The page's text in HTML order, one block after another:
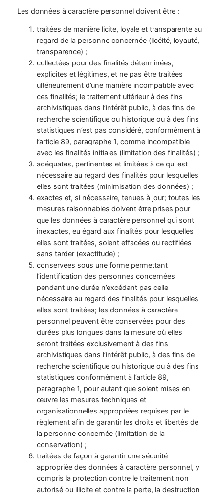
Les données à caractère personnel doivent être :
traitées de manière licite, loyale et transparente au
regard de la personne concernée (licéité, loyauté,
transparence) ;
collectées pour des finalités déterminées,
explicites et légitimes, et ne pas être traitées
ultérieurement d’une manière incompatible avec
ces finalités; le traitement ultérieur à des fins
archivistiques dans l’intérêt public, à des fins de
recherche scientifique ou historique ou à des fins
statistiques n’est pas considéré, conformément à
l’article 89, paragraphe 1, comme incompatible
avec les finalités initiales (limitation des finalités) ;
adéquates, pertinentes et limitées à ce qui est
nécessaire au regard des finalités pour lesquelles
elles sont traitées (minimisation des données) ;
exactes et, si nécessaire, tenues à jour; toutes les
mesures raisonnables doivent être prises pour
que les données à caractère personnel qui sont
inexactes, eu égard aux finalités pour lesquelles
elles sont traitées, soient effacées ou rectifiées
sans tarder (exactitude) ;
conservées sous une forme permettant
l’identification des personnes concernées
pendant une durée n’excédant pas celle
nécessaire au regard des finalités pour lesquelles
elles sont traitées; les données à caractère
personnel peuvent être conservées pour des
durées plus longues dans la mesure où elles
seront traitées exclusivement à des fins
archivistiques dans l’intérêt public, à des fins de
recherche scientifique ou historique ou à des fins
statistiques conformément à l’article 89,
paragraphe 1, pour autant que soient mises en
œuvre les mesures techniques et
organisationnelles appropriées requises par le
règlement afin de garantir les droits et libertés de
la personne concernée (limitation de la
conservation) ;
traitées de façon à garantir une sécurité
appropriée des données à caractère personnel, y
compris la protection contre le traitement non
autorisé ou illicite et contre la perte, la destruction